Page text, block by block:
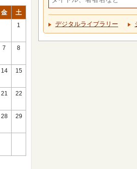
金 土
1
7 8
14 15
21 22
28 29
デジタルライブラリー